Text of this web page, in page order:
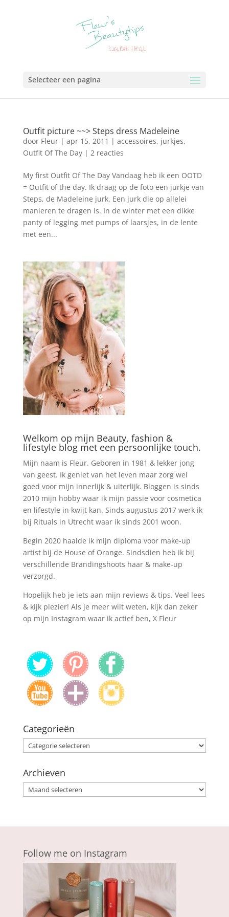
Selecteer een pagina
Outfit picture ~~> Steps dress Madeleine
door Fleur| apr 15, 2011 | accessoires, jurkjes,
Outfit Of The Day| 2 reacties
My first Outfit Of The Day Vandaag heb ik een OOTD
= Outfit of the day. Ik draag op de foto een jurkje van
Steps, de Madeleine jurk. Een jurk die op allelei
manieren te dragen is. In de winter met een dikke
panty of legging met pumps of laarsjes, in de lente
met een...
Welkom op mijn Beauty, fashion &
lifestyle blog met een persoonlijke touch.
Mijn naam is Fleur. Geboren in 1981 & lekker jong
van geest. Ik geniet van het leven maar zorg wel
goed voor mijn innerlijk & uiterlijk. Bloggen is sinds
2010 mijn hobby waar ik mijn passie voor cosmetica
en lifestyle in kwijt kan. Sinds augustus 2017 werk ik
bij Rituals in Utrecht waar ik sinds 2001 woon.
Begin 2020 haalde ik mijn diploma voor make-up
artist bij de House of Orange. Sindsdien heb ik bij
verschillende Brandingshoots haar & make-up
verzorgd.
Hopelijk heb je iets aan mijn reviews & tips. Veel lees
& kijk plezier! Als je meer wilt weten, kijk dan zeker
op mijn Instagram waar ik actief ben, X Fleur
Categorieën
Categorieën
Archieven
Archieven
Follow me on Instagram